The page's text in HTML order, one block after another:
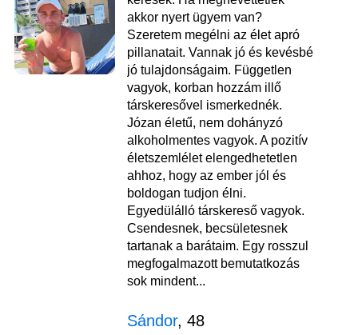
akkor nyert ügyem van?
Szeretem megélni az élet apró
pillanatait. Vannak jó és kevésbé
jó tulajdonságaim. Független
vagyok, korban hozzám illő
társkeresővel ismerkednék.
Józan életű, nem dohányzó
alkoholmentes vagyok. A pozitív
életszemlélet elengedhetetlen
ahhoz, hogy az ember jól és
boldogan tudjon élni.
Egyedülálló társkereső vagyok.
Csendesnek, becsületesnek
tartanak a barátaim. Egy rosszul
megfogalmazott bemutatkozás
sok mindent...
Sándor, 48